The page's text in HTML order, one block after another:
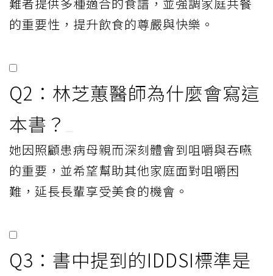
的重要性，提升飲食的尊嚴與快樂。
Q2：林芝蕙醫師為什麼會寫這
本書？
她因照顧患病母親而深刻體會到咀嚼與吞嚥
的重要，並希望幫助其他家庭面對咀嚼困
難，延長長輩享受美食的機會。
Q3：書中提到的IDDSI標準是